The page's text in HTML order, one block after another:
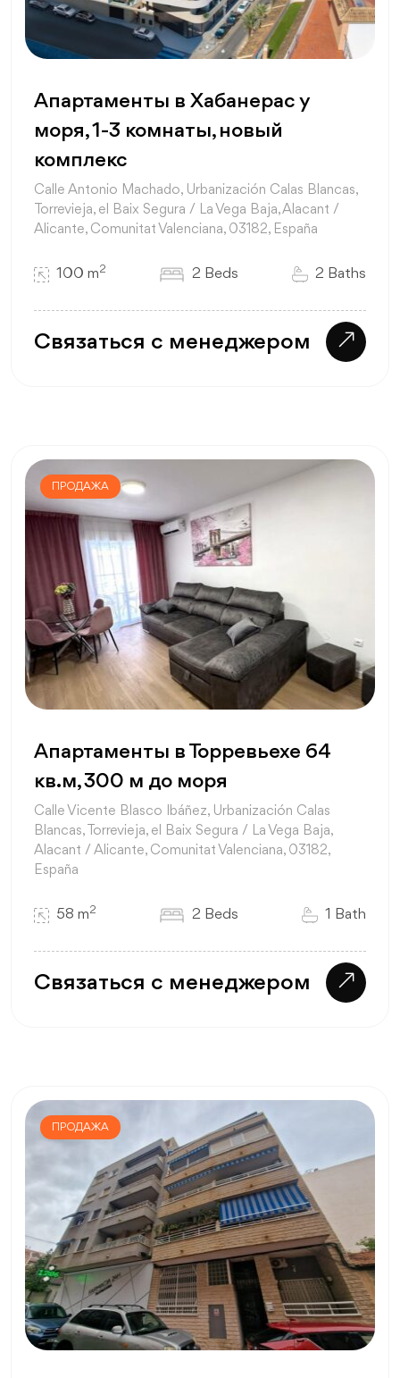
Апартаменты в Хабанерас у
моря, 1-3 комнаты, новый
комплекс
Calle Antonio Machado, Urbanización Calas Blancas,
Torrevieja, el Baix Segura / La Vega Baja, Alacant /
Alicante, Comunitat Valenciana, 03182, España
100 m2 2 Beds 2 Baths
Связаться с менеджером
ПРОДАЖА
Апартаменты в Торревьехе 64
кв.м, 300 м до моря
Calle Vicente Blasco Ibáñez, Urbanización Calas
Blancas, Torrevieja, el Baix Segura / La Vega Baja,
Alacant / Alicante, Comunitat Valenciana, 03182,
España
58 m2 2 Beds 1 Bath
Связаться с менеджером
ПРОДАЖА